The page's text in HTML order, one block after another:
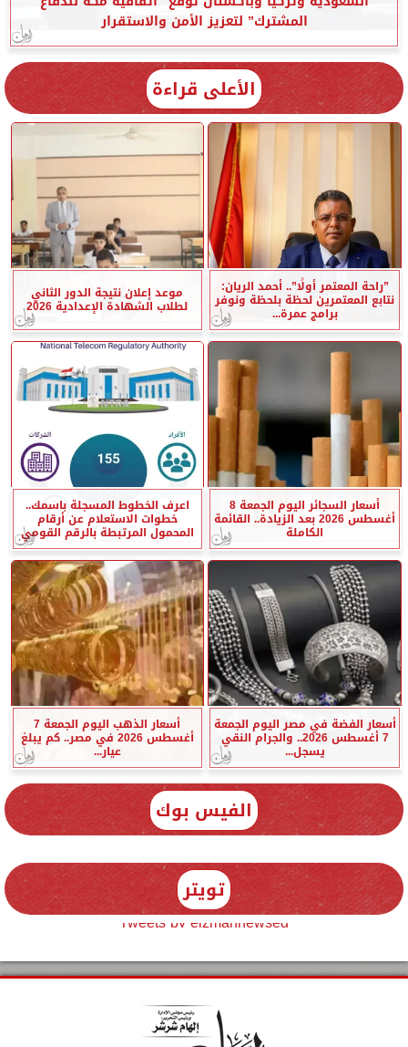
المشترك” لتعزيز الأمن والاستقرار
الأعلى قراءة
”راحة المعتمر أولًا”.. أحمد الريان:
نتابع المعتمرين لحظة بلحظة ونوفر
برامج عمرة...
موعد إعلان نتيجة الدور الثاني
لطلاب الشهادة الإعدادية 2026
أسعار السجائر اليوم الجمعة 8
أغسطس 2026 بعد الزيادة.. القائمة
الكاملة
اعرف الخطوط المسجلة باسمك..
خطوات الاستعلام عن أرقام
المحمول المرتبطة بالرقم القومي
أسعار الفضة في مصر اليوم الجمعة
7 أغسطس 2026.. والجرام النقي
يسجل...
أسعار الذهب اليوم الجمعة 7
أغسطس 2026 في مصر.. كم يبلغ
عيار...
الفيس بوك
تويتر
Tweets by elzmannewseg